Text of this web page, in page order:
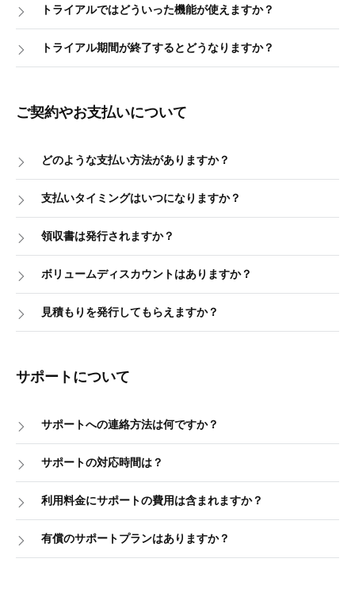
トライアルではどういった機能が使えますか？
トライアル期間が終了するとどうなりますか？
ご契約やお支払いについて
どのような支払い方法がありますか？
支払いタイミングはいつになりますか？
領収書は発行されますか？
ボリュームディスカウントはありますか？
見積もりを発行してもらえますか？
サポートについて
サポートへの連絡方法は何ですか？
サポートの対応時間は？
利用料金にサポートの費用は含まれますか？
有償のサポートプランはありますか？